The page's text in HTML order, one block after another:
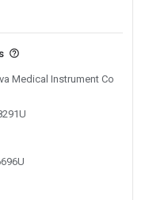
Medical Instrument Co